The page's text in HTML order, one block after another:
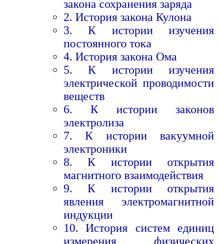
закона сохранения заряда
2. История закона Кулона
3. К истории изучения
постоянного тока
4. История закона Ома
5. К истории изучения
электрической проводимости
веществ
6. К истории законов
электролиза
7. К истории вакуумной
электроники
8. К истории открытия
магнитного взаимодействия
9. К истории открытия
явления электромагнитной
индукции
10. История систем единиц
измерения физических